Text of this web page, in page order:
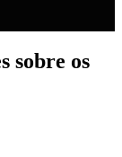
sobre os